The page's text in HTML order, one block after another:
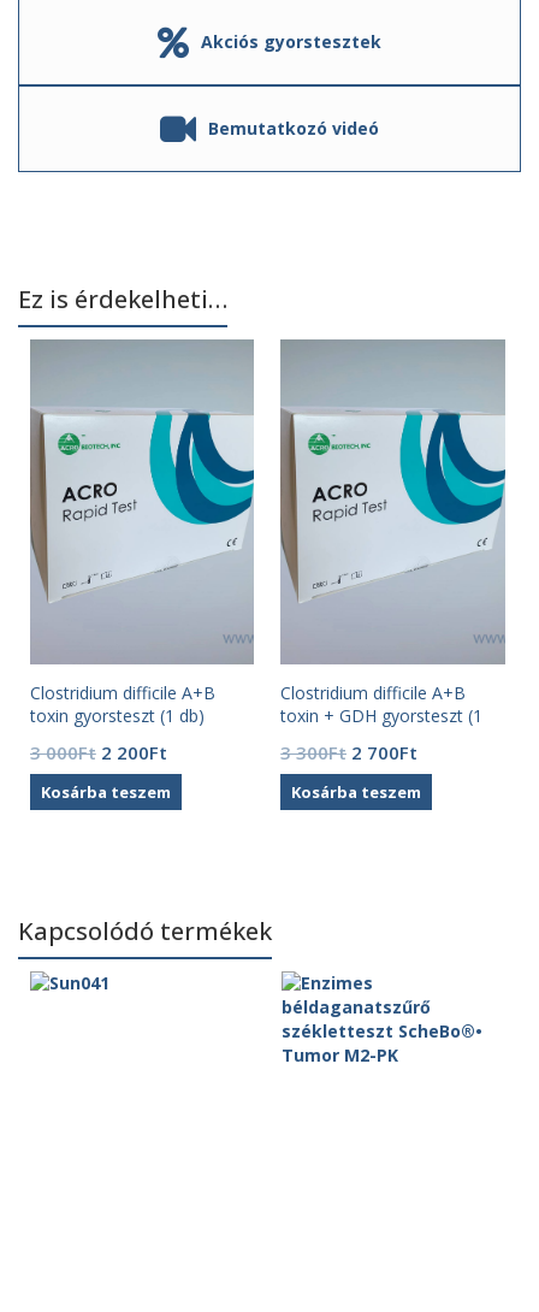
Akciós gyorstesztek
Bemutatkozó videó
Ez is érdekelheti…
Clostridium difficile A+B
toxin gyorsteszt (1 db)
3 000Ft Original
price
was:
2 200FtCurrent
price
is:
Kosárba teszem
Clostridium difficile A+B
toxin + GDH gyorsteszt (1
3 300Ft Original
price
was:
2 700Ft
price
is:
Kosárba teszem
Kapcsolódó termékek